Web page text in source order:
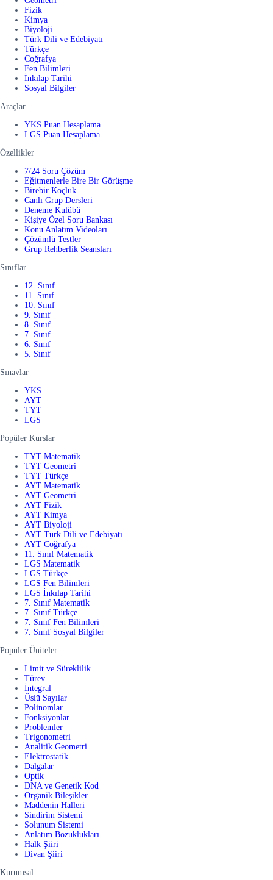
Fizik
Kimya
Biyoloji
Türk Dili ve Edebiyatı
Türkçe
Coğrafya
Fen Bilimleri
İnkılap Tarihi
Sosyal Bilgiler
Araçlar
YKS Puan Hesaplama
LGS Puan Hesaplama
Özellikler
7/24 Soru Çözüm
Eğitmenlerle Bire Bir Görüşme
Birebir Koçluk
Canlı Grup Dersleri
Deneme Kulübü
Kişiye Özel Soru Bankası
Konu Anlatım Videoları
Çözümlü Testler
Grup Rehberlik Seansları
Sınıflar
12. Sınıf
11. Sınıf
10. Sınıf
9. Sınıf
8. Sınıf
7. Sınıf
6. Sınıf
5. Sınıf
Sınavlar
YKS
AYT
TYT
LGS
Popüler Kurslar
TYT Matematik
TYT Geometri
TYT Türkçe
AYT Matematik
AYT Geometri
AYT Fizik
AYT Kimya
AYT Biyoloji
AYT Türk Dili ve Edebiyatı
AYT Coğrafya
11. Sınıf Matematik
LGS Matematik
LGS Türkçe
LGS Fen Bilimleri
LGS İnkılap Tarihi
7. Sınıf Matematik
7. Sınıf Türkçe
7. Sınıf Fen Bilimleri
7. Sınıf Sosyal Bilgiler
Popüler Üniteler
Limit ve Süreklilik
Türev
İntegral
Üslü Sayılar
Polinomlar
Fonksiyonlar
Problemler
Trigonometri
Analitik Geometri
Elektrostatik
Dalgalar
Optik
DNA ve Genetik Kod
Organik Bileşikler
Maddenin Halleri
Sindirim Sistemi
Solunum Sistemi
Anlatım Bozuklukları
Halk Şiiri
Divan Şiiri
Kurumsal